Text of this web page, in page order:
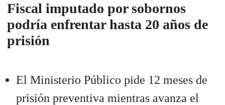
Fiscal imputado por sobornos
podría enfrentar hasta 20 años de
prisión
El Ministerio Público pide 12 meses de
prisión preventiva mientras avanza el